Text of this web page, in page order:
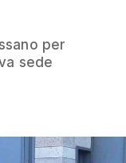
per
sede